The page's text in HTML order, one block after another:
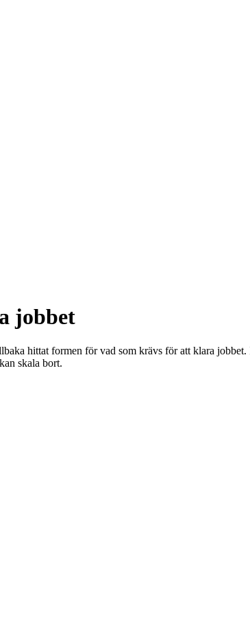
jobbet
hittat formen för vad som krävs för att klara
skala bort.